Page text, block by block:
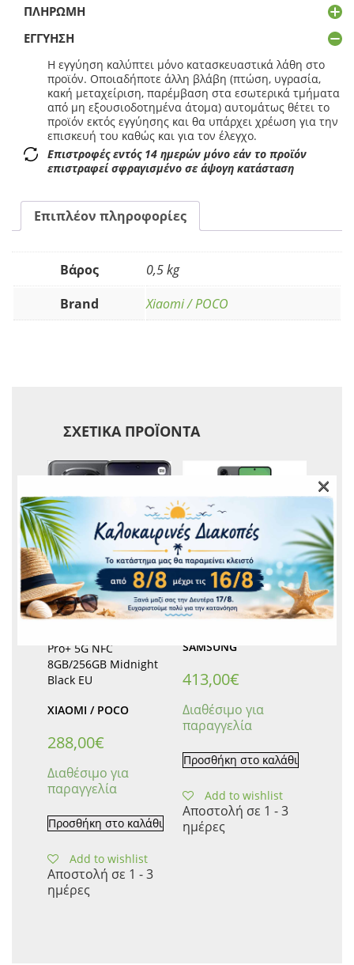
ΠΛΗΡΩΜΉ
ΕΓΓΎΗΣΗ
Η εγγύηση καλύπτει μόνο κατασκευαστικά λάθη στο
προϊόν. Οποιαδήποτε άλλη βλάβη (πτώση, υγρασία,
κακή μεταχείριση, παρέμβαση στα εσωτερικά τμήματα
από μη εξουσιοδοτημένα άτομα) αυτομάτως θέτει το
προϊόν εκτός εγγύησης και θα υπάρχει χρέωση για την
επισκευή του καθώς και για τον έλεγχο.
Επιστροφές εντός 14 ημερών μόνο εάν το προϊόν
επιστραφεί σφραγισμένο σε άψογη κατάσταση
Επιπλέον πληροφορίες
Βάρος
0,5 kg
Brand
Xiaomi / POCO
ΣΧΕΤΙΚΆ ΠΡΟΪΌΝΤΑ
Pro+ 5G NFC
8GB/256GB Midnight
Black EU
XIAOMI / POCO
288,00€
Διαθέσιμο για
παραγγελία
Προσθήκη στο καλάθι
Add to wishlist
Αποστολή σε 1 - 3
ημέρες
Samsung Galaxy A56
5G A566 8GB/256GB
Dual Sim Awesome
Graphite EU
SAMSUNG
413,00€
Διαθέσιμο για
παραγγελία
Προσθήκη στο καλάθι
Add to wishlist
Αποστολή σε 1 - 3
ημέρες
×